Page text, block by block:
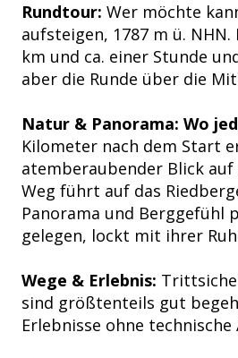
Rundtour: Wer möchte
aufsteigen, 1787 m ü.
km und ca. einer Stunde
aber die Runde über die
Natur & Panorama: Wo
Kilometer nach dem Start
atemberaubender Blick
Weg führt auf das
Panorama und Berggefühl
gelegen, lockt mit ihrer
Wege & Erlebnis:
sind größtenteils gut
Erlebnisse ohne